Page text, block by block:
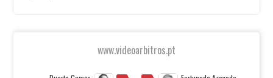
www.videoarbitros.pt